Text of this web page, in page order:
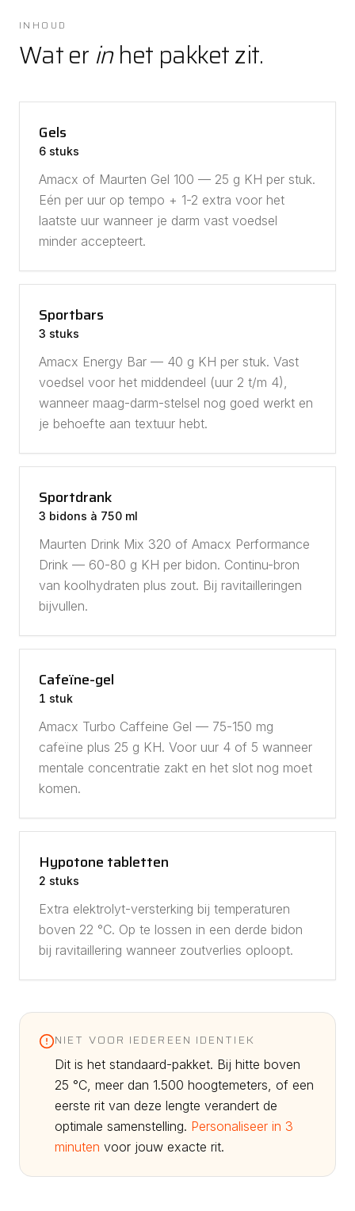
INHOUD
Wat erinhet pakket zit.
Gels
6 stuks
Amacx of Maurten Gel 100 — 25 g KH per stuk.
Eén per uur op tempo + 1-2 extra voor het
laatste uur wanneer je darm vast voedsel
minder accepteert.
Sportbars
3 stuks
Amacx Energy Bar — 40 g KH per stuk. Vast
voedsel voor het middendeel (uur 2 t/m 4),
wanneer maag-darm-stelsel nog goed werkt en
je behoefte aan textuur hebt.
Sportdrank
3 bidons à 750 ml
Maurten Drink Mix 320 of Amacx Performance
Drink — 60-80 g KH per bidon. Continu-bron
van koolhydraten plus zout. Bij ravitailleringen
bijvullen.
Cafeïne-gel
1 stuk
Amacx Turbo Caffeine Gel — 75-150 mg
cafeïne plus 25 g KH. Voor uur 4 of 5 wanneer
mentale concentratie zakt en het slot nog moet
komen.
Hypotone tabletten
2 stuks
Extra elektrolyt-versterking bij temperaturen
boven 22 °C. Op te lossen in een derde bidon
bij ravitaillering wanneer zoutverlies oploopt.
NIET VOOR IEDEREEN IDENTIEK
Dit is het standaard-pakket. Bij hitte boven
25 °C, meer dan 1.500 hoogtemeters, of een
eerste rit van deze lengte verandert de
optimale samenstelling. Personaliseer in 3
minuten voor jouw exacte rit.